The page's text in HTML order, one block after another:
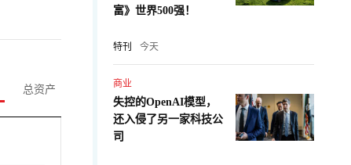
总资产
富》世界500强！
特刊 今天
商业
失控的OpenAI模型，
还入侵了另一家科技公
司